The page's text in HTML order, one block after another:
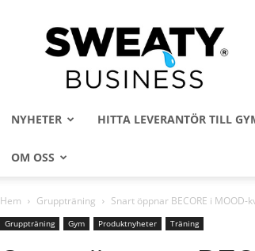
Sweaty
Business
NYHETER HITTA LEVERANTÖR TILL
OM OSS
Hem Gruppträning Snart öppnar BECORE i
Gruppträning Gym Produktnyheter Träning